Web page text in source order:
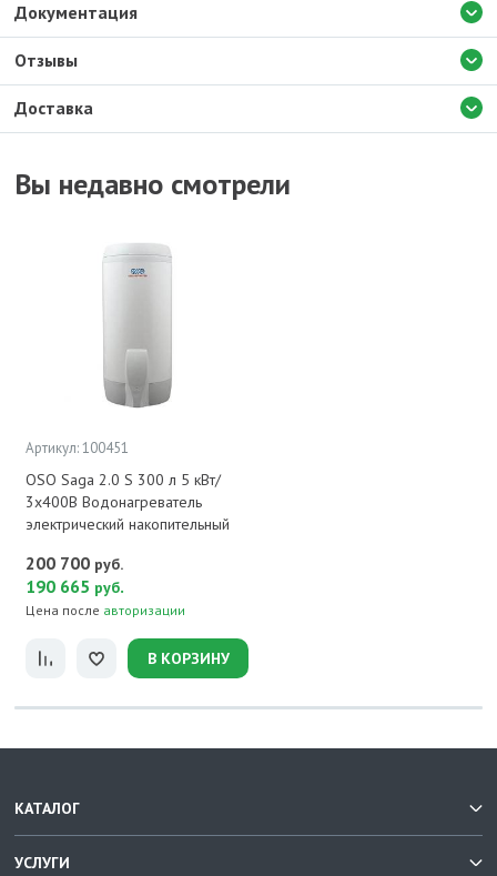
Доставка
Документация
Отзывы
Вы недавно смотрели
Артикул: 100451
OSO Saga 2.0 S 300 л 5 кВт/
3x400В Водонагреватель
электрический накопительный
200 700 руб.
190 665 руб.
Цена после авторизации
В КОРЗИНУ
КАТАЛОГ
УСЛУГИ